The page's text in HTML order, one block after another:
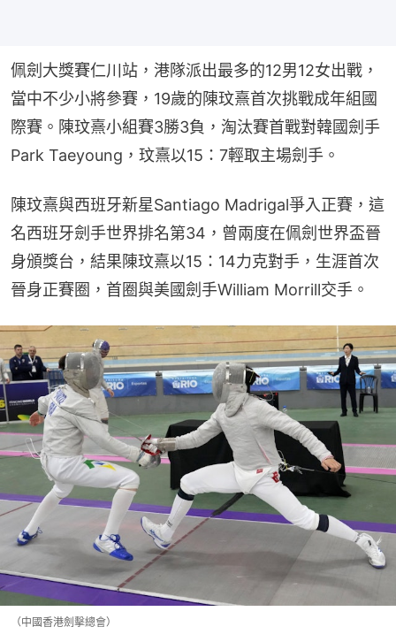
佩劍大獎賽仁川站，港隊派出最多的12男12女出戰，
當中不少小將參賽，19歲的陳玟熹首次挑戰成年組國
際賽。陳玟熹小組賽3勝3負，淘汰賽首戰對韓國劍手
Park Taeyoung，玟熹以15：7輕取主場劍手。
陳玟熹與西班牙新星Santiago Madrigal爭入正賽，這
名西班牙劍手世界排名第34，曾兩度在佩劍世界盃晉
身頒獎台，結果陳玟熹以15：14力克對手，生涯首次
晉身正賽圈，首圈與美國劍手William Morrill交手。
（中國香港劍擊總會）